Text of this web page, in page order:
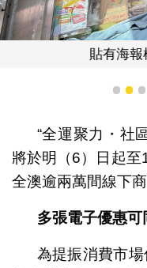
1 2 3
“全運聚力・社
將於明（6）日起
全澳逾兩萬間線下商
多張電子優惠可
為提振消費市